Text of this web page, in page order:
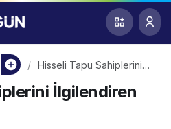
Hisseli Tapu Sahiplerini
İlgilendiren
0